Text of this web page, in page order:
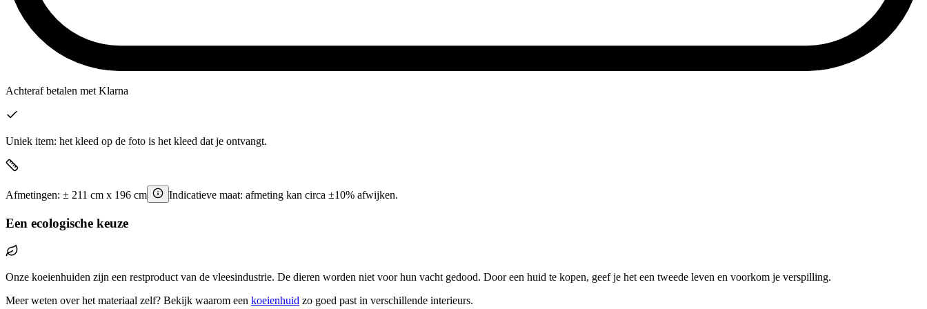
Achteraf betalen met Klarna
Uniek item: het kleed op de foto is het kleed dat je ontvangt.
Afmetingen: ± 211 cm x 196 cm Indicatieve maat: afmeting kan circa ±10% afwijken.
Een ecologische keuze
Onze koeienhuiden zijn een restproduct van de vleesindustrie. De dieren worden niet voor hun vacht gedood. Door een huid te kopen, geef je het een tweede leven en voorkom je verspilling.
Meer weten over het materiaal zelf? Bekijk waarom een koeienhuid zo goed past in verschillende interieurs.